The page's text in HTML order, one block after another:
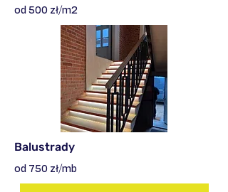
od 500 zł/m2
Balustrady
od 750 zł/mb